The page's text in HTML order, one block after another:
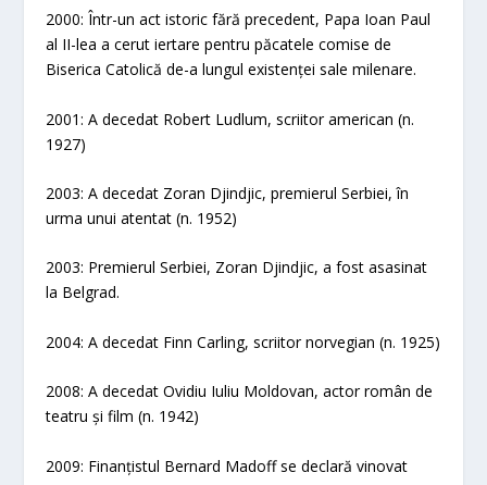
2000: Într-un act istoric fără precedent, Papa Ioan Paul
al II-lea a cerut iertare pentru păcatele comise de
Biserica Catolică de-a lungul existenței sale milenare.
2001: A decedat Robert Ludlum, scriitor american (n.
1927)
2003: A decedat Zoran Djindjic, premierul Serbiei, în
urma unui atentat (n. 1952)
2003: Premierul Serbiei, Zoran Djindjic, a fost asasinat
la Belgrad.
2004: A decedat Finn Carling, scriitor norvegian (n. 1925)
2008: A decedat Ovidiu Iuliu Moldovan, actor român de
teatru și film (n. 1942)
2009: Finanțistul Bernard Madoff se declară vinovat